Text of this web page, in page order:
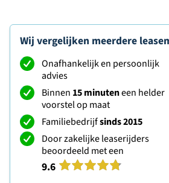
Wij vergelijken meerdere
Onafhankelijk en persoonlijk
advies
Binnen 15 minuteneen helder
voorstel op maat
Familiebedrijfsinds 2015
Door zakelijke leaserijders
beoordeeld met een
9.6